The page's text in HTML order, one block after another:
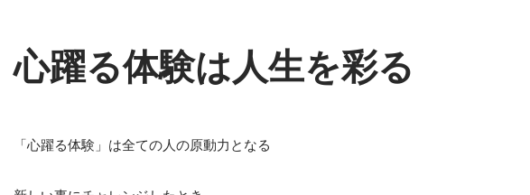
心躍る体験は人生を彩る
「心躍る体験」は全ての人の原動力となる